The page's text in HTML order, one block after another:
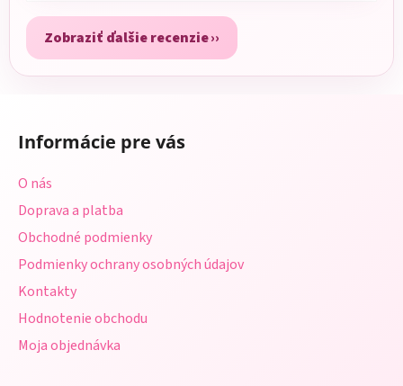
Zobraziť ďalšie recenzie
Informácie pre vás
O nás
Doprava a platba
Obchodné podmienky
Podmienky ochrany osobných údajov
Kontakty
Hodnotenie obchodu
Moja objednávka